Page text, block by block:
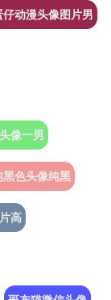
仔动漫头像图片男
像一男
黑色头像纯黑
高